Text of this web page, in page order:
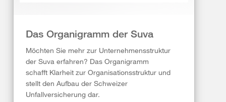
Das Organigramm der Suva
Möchten Sie mehr zur Unternehmensstruktur
der Suva erfahren? Das Organigramm
schafft Klarheit zur Organisationsstruktur und
stellt den Aufbau der Schweizer
Unfallversicherung dar.